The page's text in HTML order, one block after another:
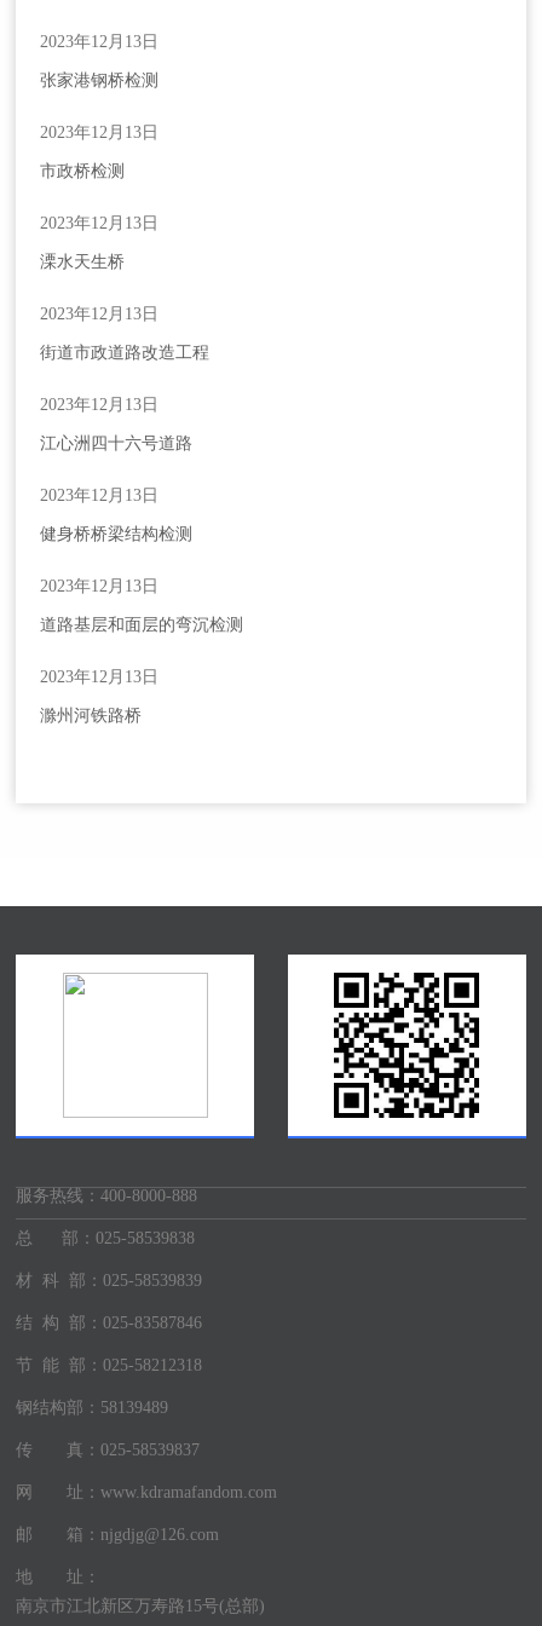
请输入关键词搜索
2023年12月13日
张家港钢桥检测
2023年12月13日
市政桥检测
2023年12月13日
溧水天生桥
2023年12月13日
街道市政道路改造工程
2023年12月13日
江心洲四十六号道路
2023年12月13日
健身桥桥梁结构检测
2023年12月13日
道路基层和面层的弯沉检测
2023年12月13日
滁州河铁路桥
服务热线：400-8000-888
总 部：025-58539838
材 科 部：025-58539839
结 构 部：025-83587846
节 能 部：025-58212318
钢结构部：58139489
传 真：025-58539837
网 址：www.kdramafandom.com
邮 箱：njgdjg@126.com
地 址：
南京市江北新区万寿路15号(总部)